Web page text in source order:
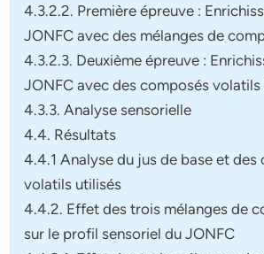
4.3.2.2. Première épreuve :
JONFC avec des mélanges de
4.3.2.3. Deuxième épreuve :
JONFC avec des composés
4.3.3. Analyse sensorielle
4.4. Résultats
4.4.1 Analyse du jus de base et des
volatils utilisés
4.4.2. Effet des trois mélanges de
sur le profil sensoriel du JONFC